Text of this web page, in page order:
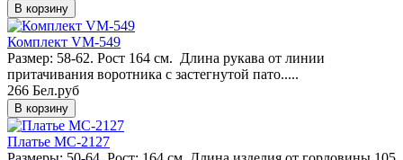
Комплект VM-549
Размер: 58-62. Рост 164 см. Длина рукава от линии
притачивания воротника с застегнутой пато.....
266 Бел.руб
Платье MC-2127